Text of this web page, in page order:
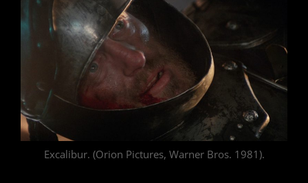
Excalibur. (Orion Pictures, Warner Bros. 1981).